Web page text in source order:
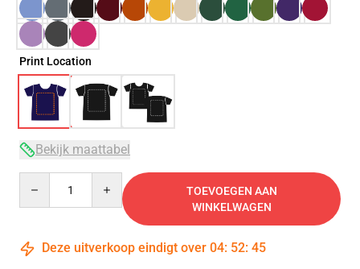
Print Location
Bekijk maattabel
TOEVOEGEN AAN
WINKELWAGEN
Deze uitverkoop eindigt over 04: 52: 45